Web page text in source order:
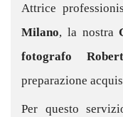
Attrice
Milano, la nostra
fotografo
preparazione
Per questo